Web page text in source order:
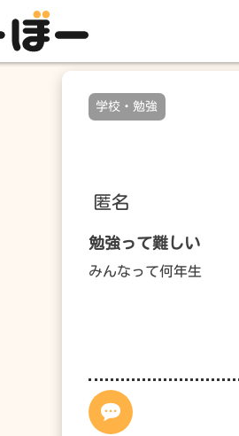
学校・勉強
匿名
勉強って難しい
みんなって何年生